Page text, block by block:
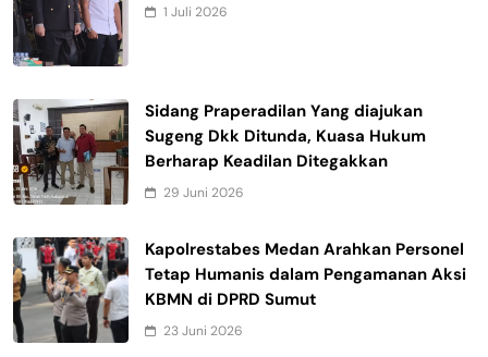
1 Juli 2026
Sidang Praperadilan Yang diajukan
Sugeng Dkk Ditunda, Kuasa Hukum
Berharap Keadilan Ditegakkan
29 Juni 2026
Kapolrestabes Medan Arahkan Personel
Tetap Humanis dalam Pengamanan Aksi
KBMN di DPRD Sumut
23 Juni 2026